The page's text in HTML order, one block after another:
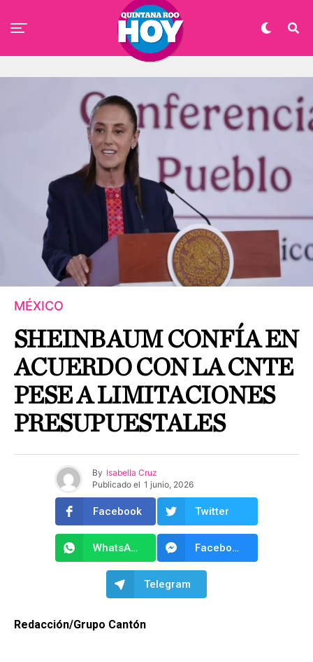
MÉXICO
SHEINBAUM CONFÍA EN
ACUERDO CON LA CNTE
PESE A LIMITACIONES
PRESUPUESTALES
By Isabella Cruz
Publicado el 1 junio, 2026
Facebook Twitter
WhatsApp Facebook Messenger
Telegram
Redacción/Grupo Cantón